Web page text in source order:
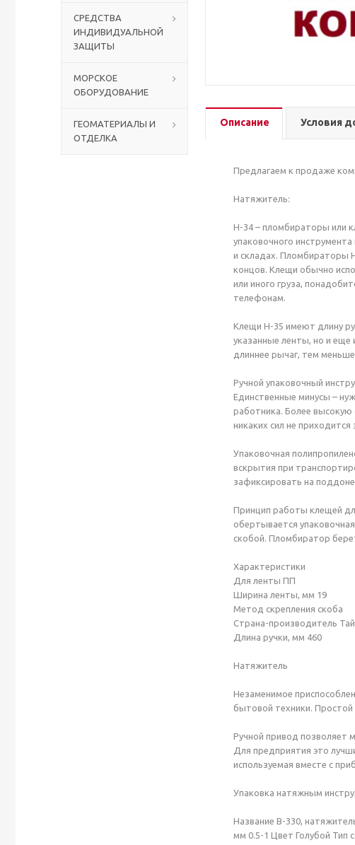
СРЕДСТВА
ИНДИВИДУАЛЬНОЙ
ЗАЩИТЫ
МОРСКОЕ
ОБОРУДОВАНИЕ
ГЕОМАТЕРИАЛЫ И
ОТДЕЛКА
Описание Условия
Предлагаем к продаже
Натяжитель:
H-34 – пломбираторы или
упаковочного
и складах. Пломбираторы
концов. Клещи обычно
или иного груза,
телефонам.
Клещи H-35 имеют длину
указанные ленты, но и еще
длиннее рычаг, тем меньше
Ручной упаковочный
Единственные минусы –
работника. Более
никаких сил не приходится
Упаковочная
вскрытия при
зафиксировать на
Принцип работы клещей
обертывается
скобой. Пломбиратор
Характеристики
Для ленты ПП
Ширина ленты, мм 19
Метод скрепления скоба
Страна-производитель
Длина ручки, мм 460
Натяжитель
Незаменимое
бытовой техники.
Ручной привод позволяет
Для предприятия это
используемая вместе с
Упаковка натяжным
Название B-330,
мм 0.5-1 Цвет Голубой Тип
Столы с лавками
Биометрические терминалы
Комплекты для дистанционного управления
Аккумуляторы аккумуляторные батареи для ИБП